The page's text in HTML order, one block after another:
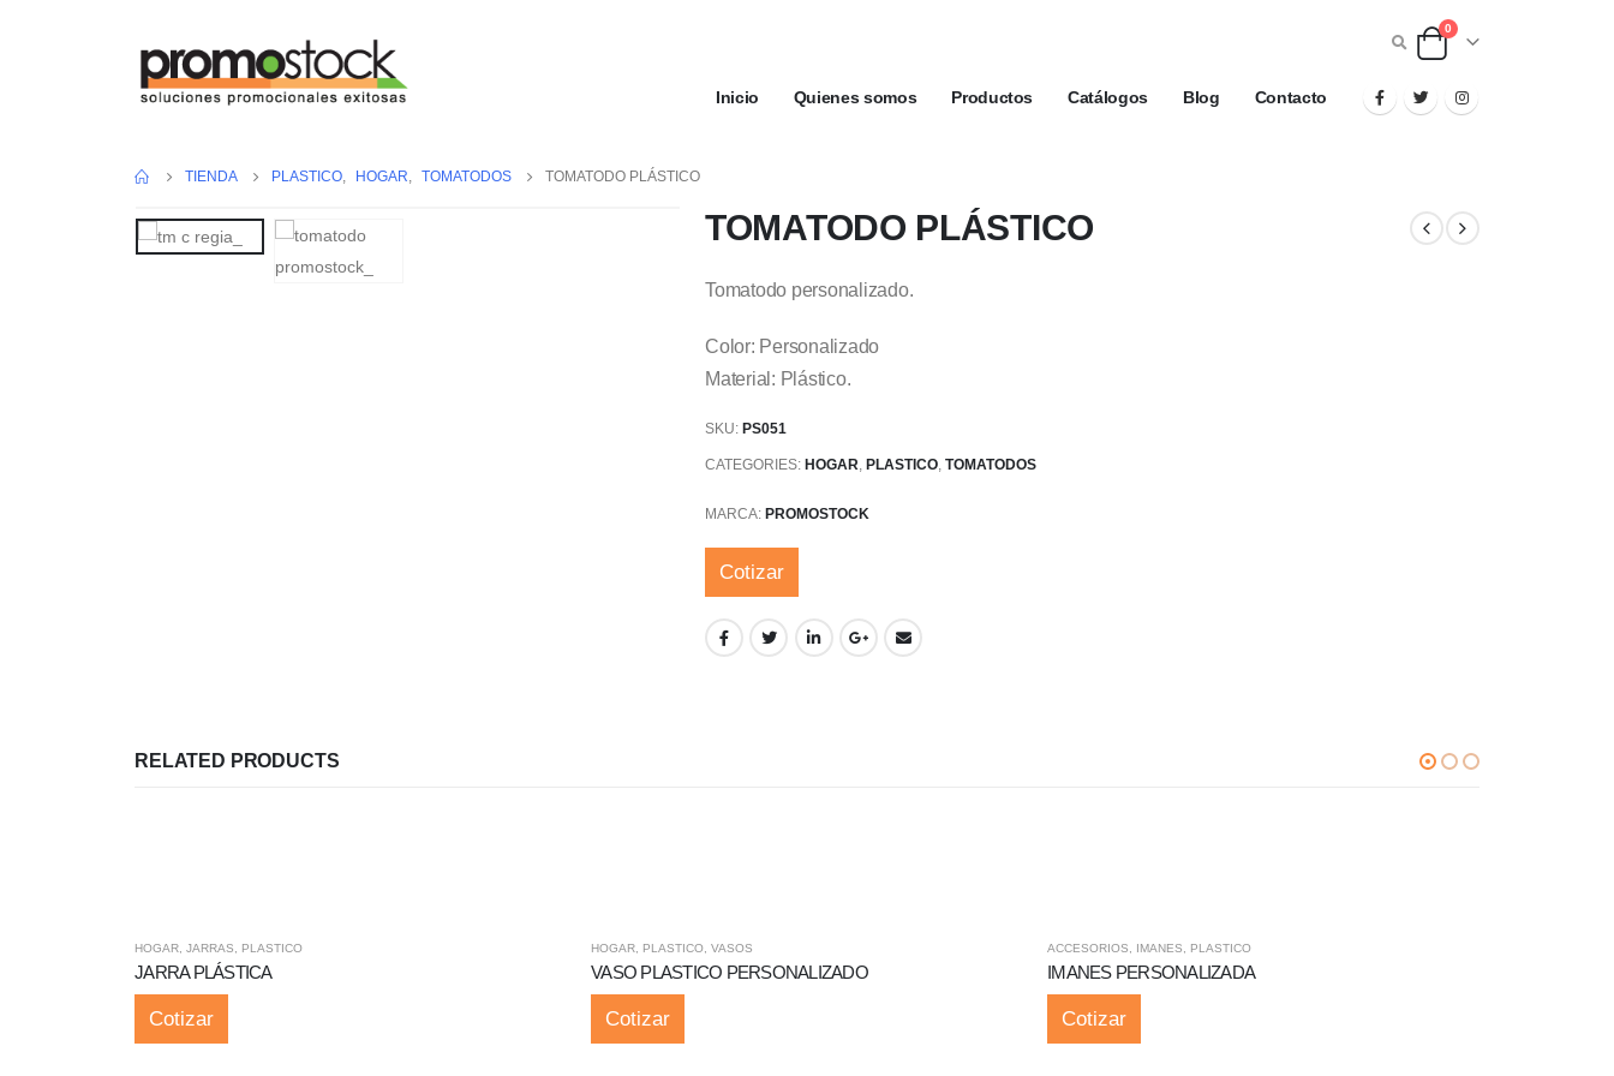
0
Inicio Quienes somos Productos Catálogos Blog Contacto
TIENDA PLASTICO, HOGAR, TOMATODOS TOMATODO PLÁSTICO
TOMATODO PLÁSTICO
Tomatodo personalizado.
Color: Personalizado
Material: Plástico.
SKU: PS051
CATEGORIES: HOGAR PLASTICO TOMATODOS
MARCA: PROMOSTOCK
Cotizar
RELATED PRODUCTS
HOGAR JARRAS PLASTICO
JARRA PLÁSTICA
Cotizar
HOGAR PLASTICO VASOS
VASO PLASTICO PERSONALIZADO
Cotizar
ACCESORIOS IMANES PLASTICO
IMANES PERSONALIZADA
Cotizar